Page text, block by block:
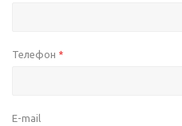
Телефон *
E-mail